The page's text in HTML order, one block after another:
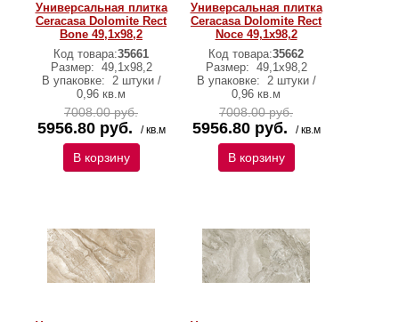
Универсальная плитка
Ceracasa Dolomite Rect
Bone 49,1x98,2
Код товара:35661
Размер: 49,1x98,2
В упаковке: 2 штуки /
0,96 кв.м
7008.00 руб.
5956.80 руб. / кв.м
В корзину
Универсальная плитка
Ceracasa Dolomite Rect
Noce 49,1x98,2
Код товара:35662
Размер: 49,1x98,2
В упаковке: 2 штуки /
0,96 кв.м
7008.00 руб.
5956.80 руб. / кв.м
В корзину